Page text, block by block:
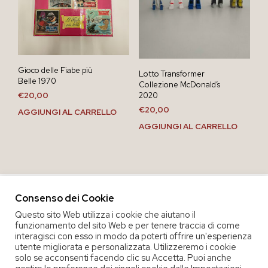
Gioco delle Fiabe più
Belle 1970
€20,00
AGGIUNGI AL CARRELLO
Lotto Transformer
Collezione McDonald’s
2020
€20,00
AGGIUNGI AL CARRELLO
Consenso dei Cookie
Questo sito Web utilizza i cookie che aiutano il
funzionamento del sito Web e per tenere traccia di come
interagisci con esso in modo da poterti offrire un'esperienza
utente migliorata e personalizzata. Utilizzeremo i cookie
solo se acconsenti facendo clic su Accetta. Puoi anche